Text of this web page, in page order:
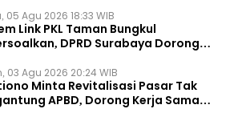
05 Agu 2026 18:33 WIB
Link PKL Taman Bungkul
DPRD Surabaya Dorong
03 Agu 2026 20:24 WIB
Minta Revitalisasi Pasar Tak
APBD, Dorong Kerja Sama